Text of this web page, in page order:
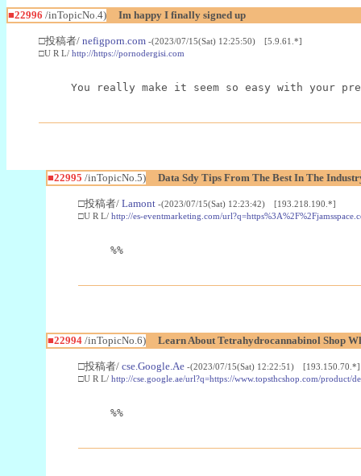
■22996 /inTopicNo.4) Im happy I finally signed up
□投稿者/ nefigporn.com -(2023/07/15(Sat) 12:25:50) [5.9.61.*]
□U R L/ http://https://pornodergisi.com
You really make it seem so easy with your
■22995 /inTopicNo.5) Data Sdy Tips From The Best In The
□投稿者/ Lamont -(2023/07/15(Sat) 12:23:42) [193.218.190.*]
□U R L/ http://es-eventmarketing.com/
%%
■22994/inTopicNo.6) Learn About Tetrahydrocannabinol Shop
□投稿者/ cse.Google.Ae -(2023/07/15(Sat) 12:22:51) [193.150.70.*]
□U R L/ http://cse.google.ae/url?q=https://www.topsthcshop.com/
%%